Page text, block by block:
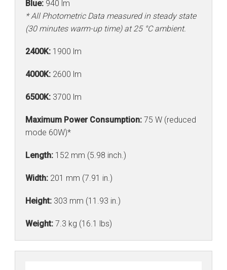
Blue: 940 lm
* All Photometric Data measured in steady state
(30 minutes warm-up time) at 25 °C ambient.
2400K: 1900 lm
4000K: 2600 lm
6500K: 3700 lm
Maximum Power Consumption: 75 W (reduced
mode 60W)*
Length: 152 mm (5.98 inch.)
Width: 201 mm (7.91 in.)
Height: 303 mm (11.93 in.)
Weight: 7.3 kg (16.1 lbs)